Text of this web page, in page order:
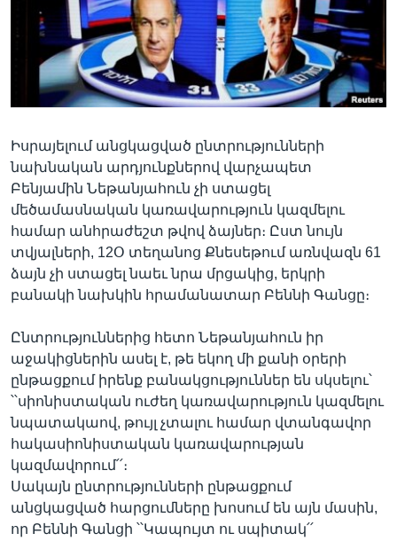
Լեզուներ
Իսրայելում անցկացված ընտրությունների
նախնական արդյունքներով վարչապետ
Բենյամին Նեթանյահուն չի ստացել
մեծամասնական կառավարություն կազմելու
համար անհրաժեշտ թվով ձայներ։ Ըստ նույն
տվյալների, 12Օ տեղանոց Քնեսեթում առնվազն 61
ձայն չի ստացել նաեւ նրա մրցակից, երկրի
բանակի նախկին հրամանատար Բեննի Գանցը։
Ընտրություններից հետո Նեթանյահուն իր
աջակիցներին ասել է, թե եկող մի քանի օրերի
ընթացքում իրենք բանակցություններ են սկսելու՝
՝՝սիոնիստական ուժեղ կառավարություն կազմելու
նպատակաով, թույլ չտալու համար վտանգավոր
հակասիոնիստական կառավարության
կազմավորում՛՛։
Սակայն ընտրությունների ընթացքում
անցկացված հարցումները խոսում են այն մասին,
որ Բեննի Գանցի ՝՝Կապույտ ու սպիտակ՛՛